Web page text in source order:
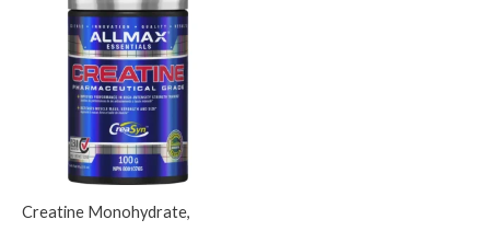
Creatine Monohydrate,